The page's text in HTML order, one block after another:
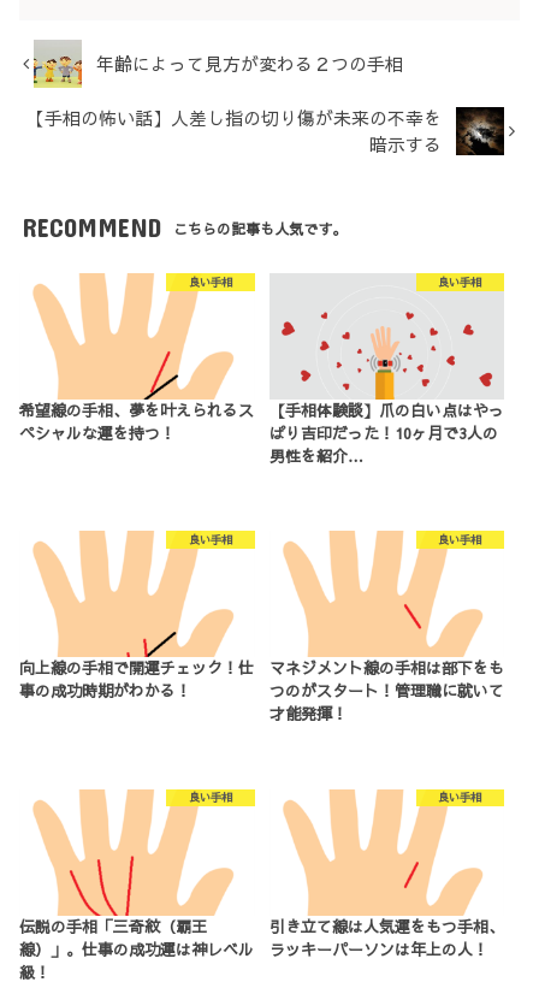
年齢によって見方が変わる２つの手相
【手相の怖い話】人差し指の切り傷が未来の不幸を
暗示する
RECOMMEND こちらの記事も人気です。
良い手相
希望線の手相、夢を叶えられるス
ペシャルな運を持つ！
良い手相
【手相体験談】爪の白い点はやっ
ぱり吉印だった！10ヶ月で3人の
男性を紹介…
良い手相
向上線の手相で開運チェック！仕
事の成功時期がわかる！
良い手相
マネジメント線の手相は部下をも
つのがスタート！管理職に就いて
才能発揮！
良い手相
伝説の手相「三奇紋（覇王
線）」。仕事の成功運は神レベル
級！
良い手相
引き立て線は人気運をもつ手相、
ラッキーパーソンは年上の人！